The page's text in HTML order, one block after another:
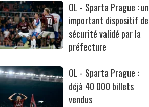
OL - Sparta Prague : un
important dispositif de
sécurité validé par la
préfecture
OL - Sparta Prague :
déjà 40 000 billets
vendus